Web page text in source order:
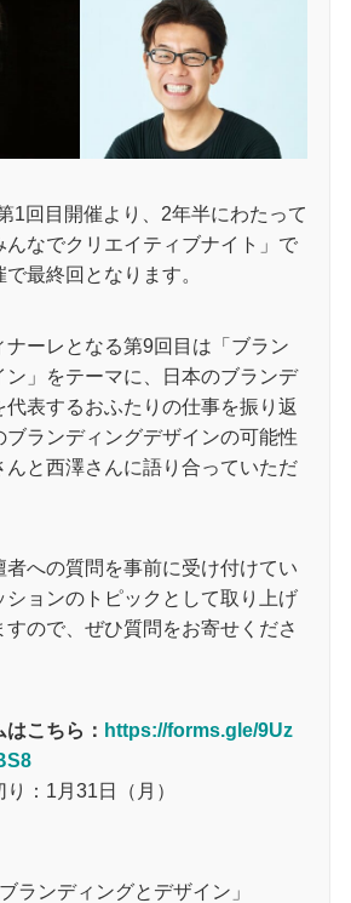
1回目開催より、2年半にわたって
んなでクリエイティブナイト」で
最終回となります。
ナーレとなる第9回目は「ブラン
ン」をテーマに、日本のブランデ
代表するおふたりの仕事を振り返
ブランディングデザインの可能性
んと西澤さんに語り合っていただ
者への質問を事前に受け付けてい
ションのトピックとして取り上げ
すので、ぜひ質問をお寄せくださ
こちら： https://forms.gle/9Uz
：1月31日（月）
ランディングとデザイン」